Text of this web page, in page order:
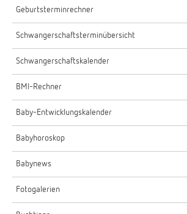
Geburtsterminrechner
Schwangerschaftsterminübersicht
Schwangerschaftskalender
BMI-Rechner
Baby-Entwicklungskalender
Babyhoroskop
Babynews
Fotogalerien